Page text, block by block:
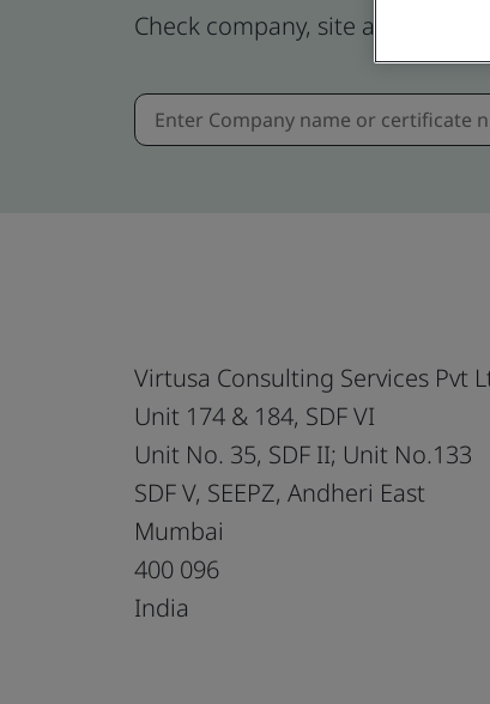
Check company, site and
Virtusa Consulting Services Pvt
Unit 174 & 184, SDF VI
Unit No. 35, SDF II; Unit No.133
SDF V, SEEPZ, Andheri East
Mumbai
400 096
India